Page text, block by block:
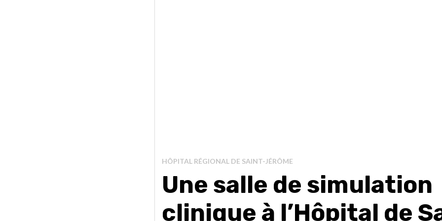
HÔPITAL RÉGIONAL DE SAINT-JÉRÔME
Une salle de simulation
clinique à l’Hôpital de